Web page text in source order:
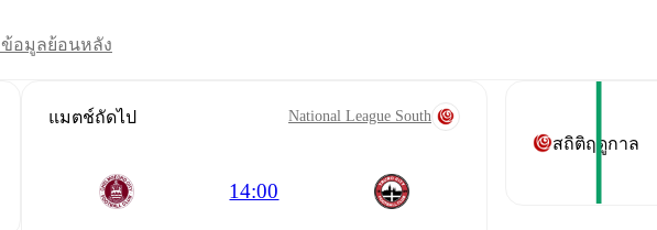
ข้อมูลย้อนหลัง
แมตช์ถัดไป National League South
14:00
สถิติฤดูกาล